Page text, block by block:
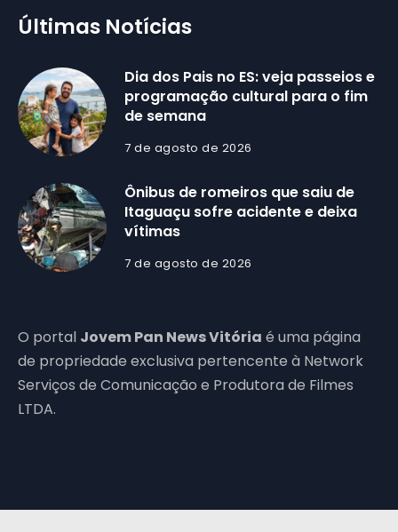
Últimas Notícias
Dia dos Pais no ES: veja passeios e
programação cultural para o fim
de semana
7 de agosto de 2026
Ônibus de romeiros que saiu de
Itaguaçu sofre acidente e deixa
vítimas
7 de agosto de 2026
O portal Jovem Pan News Vitória é uma página
de propriedade exclusiva pertencente à Network
Serviços de Comunicação e Produtora de Filmes
LTDA.